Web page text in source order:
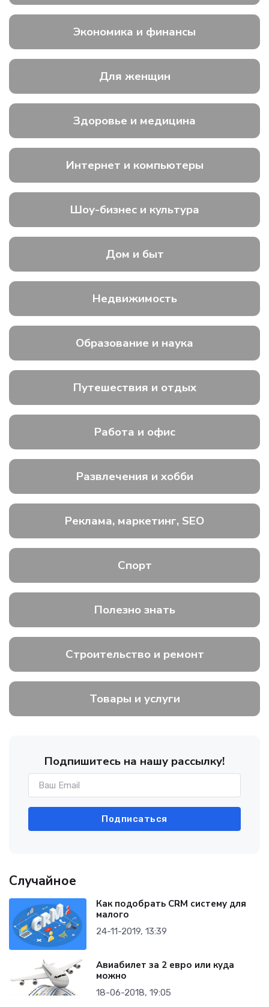
Экономика и финансы
Для женщин
Здоровье и медицина
Интернет и компьютеры
Шоу-бизнес и культура
Дом и быт
Недвижимость
Образование и наука
Путешествия и отдых
Работа и офис
Развлечения и хобби
Реклама, маркетинг, SEO
Спорт
Полезно знать
Строительство и ремонт
Товары и услуги
Подпишитесь на нашу рассылку!
Подписаться
Случайное
Как подобрать CRM систему для
малого
24-11-2019, 13:39
Авиабилет за 2 евро или куда
можно
18-06-2018, 19:05